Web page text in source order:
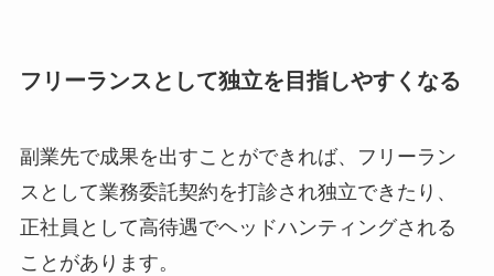
フリーランスとして独立を目指しやすくなる
副業先で成果を出すことができれば、フリーラン
スとして業務委託契約を打診され独立できたり、
正社員として高待遇でヘッドハンティングされる
ことがあります。